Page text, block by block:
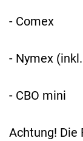
- Comex
- Nymex
- CBO mini
Achtung! Die